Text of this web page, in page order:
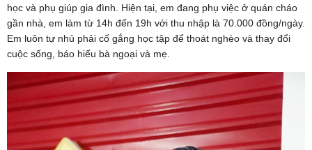
học và phụ giúp gia đình. Hiện tại, em đang phụ việc ở quán cháo
gần nhà, em làm từ 14h đến 19h với thu nhập là 70.000 đồng/ngày.
Em luôn tự nhủ phải cố gắng học tập để thoát nghèo và thay đổi
cuộc sống, báo hiếu bà ngoại và mẹ.